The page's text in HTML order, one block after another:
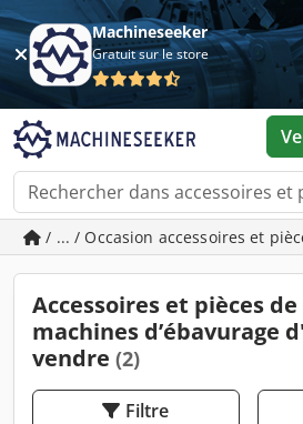
Machineseeker
Gratuit sur le store
/ ... / Occasion accessoires et
Accessoires et pièces
machines d’ébavurage
vendre (2)
Filtre